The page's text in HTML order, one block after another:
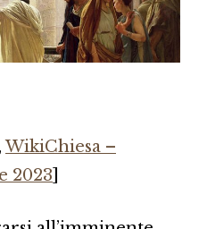
WikiChiesa –
2023]